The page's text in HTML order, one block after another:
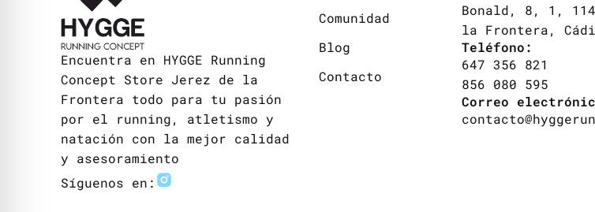
Encuentra en HYGGE Running
Concept Store Jerez de la
Frontera todo para tu pasión
por el running, atletismo y
natación con la mejor calidad
y asesoramiento
Síguenos en:
Comunidad
Blog
Contacto
Bonald, 8, 1,
la Frontera,
Teléfono:
647 356 821
856 080 595
Correo